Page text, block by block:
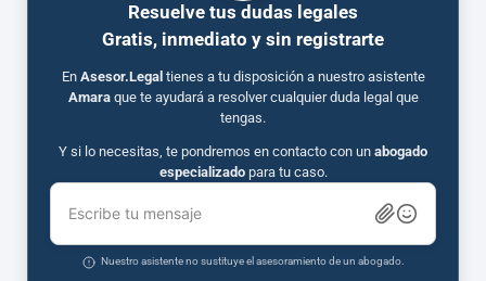
Resuelve tus dudas legales
Gratis, inmediato y sin registrarte
En Asesor.Legal tienes a tu disposición a nuestro asistente
Amaraque te ayudará a resolver cualquier duda legal que
tengas.
Y si lo necesitas, te pondremos en contacto con un abogado
especializadopara tu caso.
Escribe tu mensaje
Nuestro asistente no sustituye el asesoramiento de un abogado.